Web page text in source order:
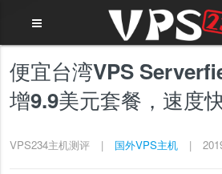
便宜台湾VPS
增9.9美元套餐，速度
VPS234主机测评 | 国外VPS主机 |